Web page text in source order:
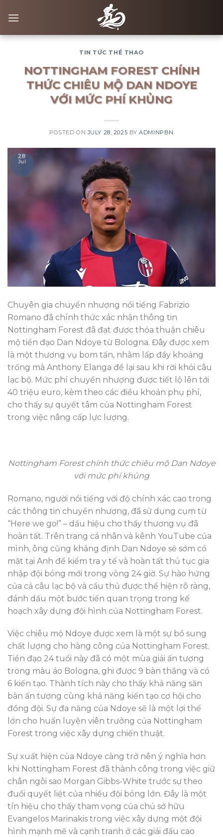
TIN TỨC THỂ THAO
NOTTINGHAM FOREST CHÍNH
THỨC CHIÊU MỘ DAN NDOYE
VỚI MỨC PHÍ KHỦNG
POSTED ONJULY 28, 2025 BYADMINPBN
28
Jul
Chuyên gia chuyển nhượng nổi tiếng Fabrizio
Romano đã chính thức xác nhận thông tin
Nottingham Forest đã đạt được thỏa thuận chiêu
mộ tiền đạo Dan Ndoye từ Bologna. Đây được xem
là một thương vụ bom tấn, nhằm lấp đầy khoảng
trống mà Anthony Elanga để lại sau khi rời khỏi câu
lạc bộ. Mức phí chuyển nhượng được tiết lộ lên tới
40 triệu euro, kèm theo các điều khoản phụ phí,
cho thấy sự quyết tâm của Nottingham Forest
trong việc nâng cấp lực lượng.
Nottingham Forest chính thức chiêu mộ Dan Ndoye
với mức phí khủng
Romano, người nổi tiếng với độ chính xác cao trong
các thông tin chuyển nhượng, đã sử dụng cụm từ
“Here we go!” – dấu hiệu cho thấy thương vụ đã
hoàn tất. Trên trang cá nhân và kênh YouTube của
mình, ông cũng khẳng định Dan Ndoye sẽ sớm có
mặt tại Anh để kiểm tra y tế và hoàn tất thủ tục gia
nhập đội bóng mới trong vòng 24 giờ. Sự hào hứng
của cả câu lạc bộ và cầu thủ được thể hiện rõ ràng,
đánh dấu một bước tiến quan trọng trong kế
hoạch xây dựng đội hình của Nottingham Forest.
Việc chiêu mộ Ndoye được xem là một sự bổ sung
chất lượng cho hàng công của Nottingham Forest.
Tiền đạo 24 tuổi này đã có một mùa giải ấn tượng
trong màu áo Bologna, ghi được 9 bàn thắng và có
6 kiến tạo. Thành tích này cho thấy khả năng săn
bàn ấn tượng cùng khả năng kiến tạo cơ hội cho
đồng đội. Sự đa năng của Ndoye sẽ là một lợi thế
lớn cho huấn luyện viên trưởng của Nottingham
Forest trong việc xây dựng chiến thuật.
Sự xuất hiện của Ndoye càng trở nên ý nghĩa hơn
khi Nottingham Forest đã thành công trong việc giữ
chân ngôi sao Morgan Gibbs-White trước sự theo
đuổi quyết liệt của nhiều đội bóng lớn. Đây là một
tín hiệu cho thấy tham vọng của chủ sở hữu
Evangelos Marinakis trong việc xây dựng một đội
hình mạnh mẽ và cạnh tranh ở các giải đấu cao